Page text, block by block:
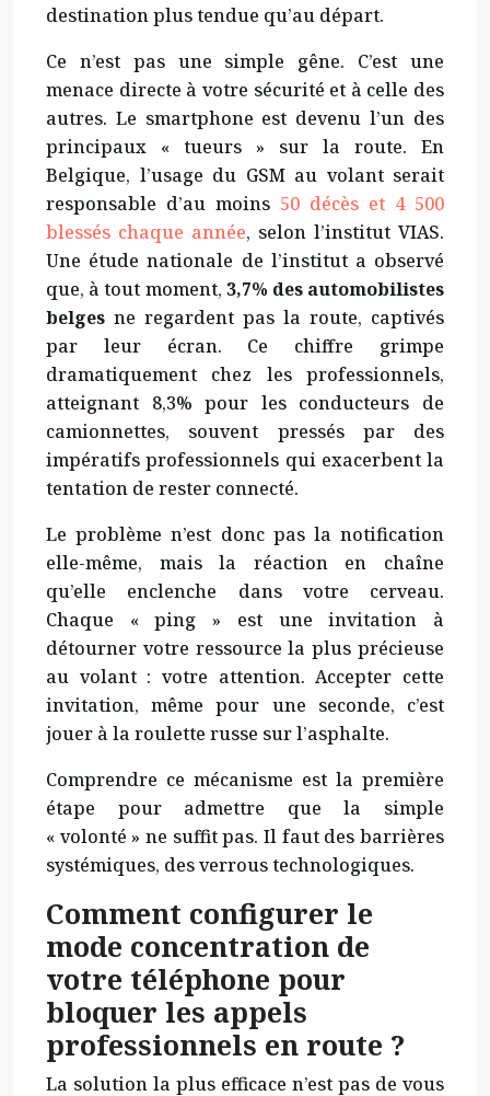
destination plus tendue qu’au départ.
Ce n’est pas une simple gêne. C’est une
menace directe à votre sécurité et à celle des
autres. Le smartphone est devenu l’un des
principaux « tueurs » sur la route. En
Belgique, l’usage du GSM au volant serait
responsable d’au moins 50 décès et 4 500
blessés chaque année, selon l’institut VIAS.
Une étude nationale de l’institut a observé
que, à tout moment, 3,7% des automobilistes
belges ne regardent pas la route, captivés
par leur écran. Ce chiffre grimpe
dramatiquement chez les professionnels,
atteignant 8,3% pour les conducteurs de
camionnettes, souvent pressés par des
impératifs professionnels qui exacerbent la
tentation de rester connecté.
Le problème n’est donc pas la notification
elle-même, mais la réaction en chaîne
qu’elle enclenche dans votre cerveau.
Chaque « ping » est une invitation à
détourner votre ressource la plus précieuse
au volant : votre attention. Accepter cette
invitation, même pour une seconde, c’est
jouer à la roulette russe sur l’asphalte.
Comprendre ce mécanisme est la première
étape pour admettre que la simple
« volonté » ne suffit pas. Il faut des barrières
systémiques, des verrous technologiques.
Comment configurer le
mode concentration de
votre téléphone pour
bloquer les appels
professionnels en route ?
La solution la plus efficace n’est pas de vous